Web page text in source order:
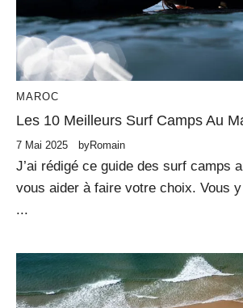
MAROC
Les 10 Meilleurs Surf Camps Au
7 Mai 2025 byRomain
J’ai rédigé ce guide des surf camps
vous aider à faire votre choix. Vous
...